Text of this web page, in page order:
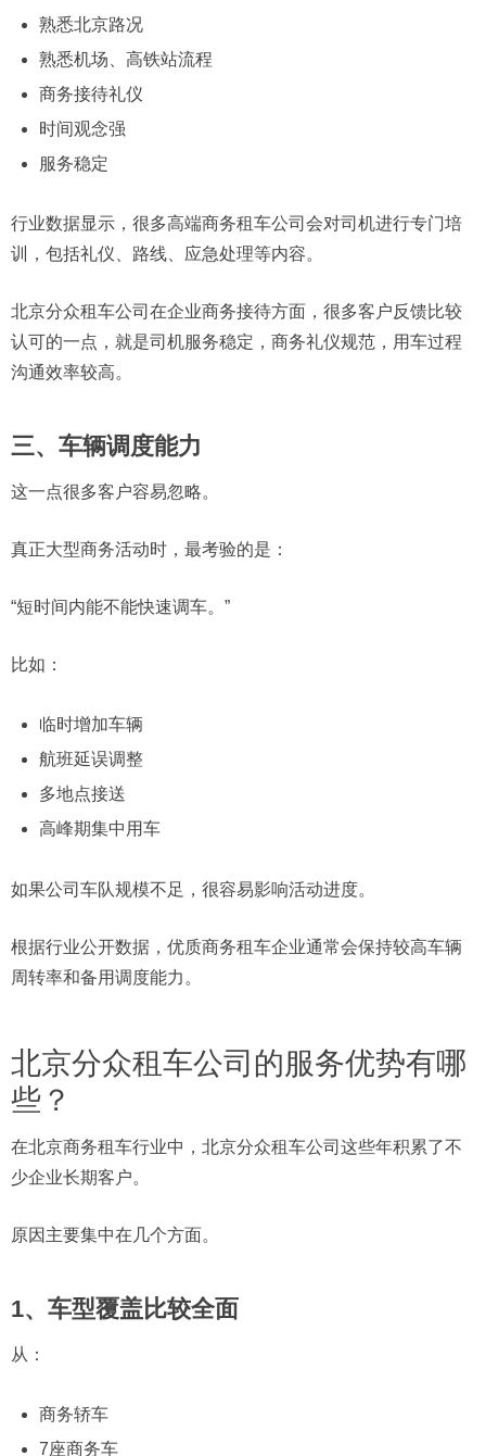
熟悉北京路况
熟悉机场、高铁站流程
商务接待礼仪
时间观念强
服务稳定
行业数据显示，很多高端商务租车公司会对司机进行专门培
训，包括礼仪、路线、应急处理等内容。
北京分众租车公司在企业商务接待方面，很多客户反馈比较
认可的一点，就是司机服务稳定，商务礼仪规范，用车过程
沟通效率较高。
三、车辆调度能力
这一点很多客户容易忽略。
真正大型商务活动时，最考验的是：
“短时间内能不能快速调车。”
比如：
临时增加车辆
航班延误调整
多地点接送
高峰期集中用车
如果公司车队规模不足，很容易影响活动进度。
根据行业公开数据，优质商务租车企业通常会保持较高车辆
周转率和备用调度能力。
北京分众租车公司的服务优势有哪
些？
在北京商务租车行业中，北京分众租车公司这些年积累了不
少企业长期客户。
原因主要集中在几个方面。
1、车型覆盖比较全面
从：
商务轿车
7座商务车